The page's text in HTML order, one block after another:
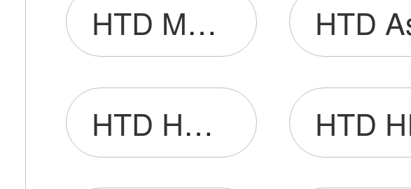
HTD MANUFACTURING LIMITED
HTD HONG KONG LIMITED